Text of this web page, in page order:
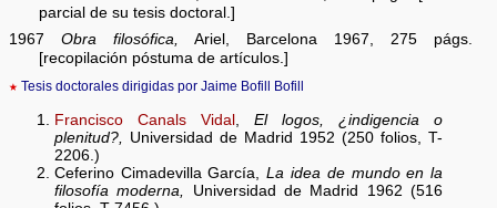
parcial de su tesis doctoral.]
1967Obra filosófica,
Ariel, Barcelona 1967, 275 págs.
[recopilación póstuma de artículos.]
★ Tesis doctorales dirigidas por Jaime Bofill Bofill
Francisco Canals Vidal , El logos, ¿indigencia o
plenitud?, Universidad de Madrid 1952 (250 folios, T-
2206.)
Ceferino Cimadevilla García,La idea de mundo en la
filosofía moderna, Universidad de Madrid 1962 (516